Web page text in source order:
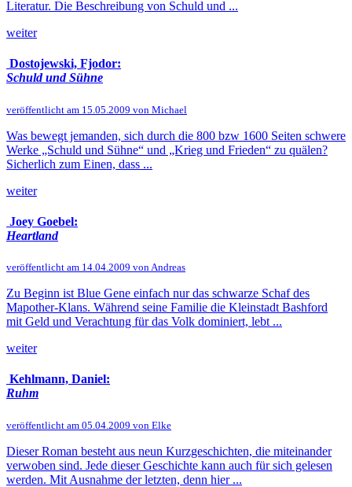
Literatur. Die Beschreibung von Schuld und ...
weiter
Dostojewski, Fjodor:
Schuld und Sühne
veröffentlicht am 15.05.2009 von Michael
Was bewegt jemanden, sich durch die 800 bzw 1600 Seiten schwere
Werke „Schuld und Sühne“ und „Krieg und Frieden“ zu quälen?
Sicherlich zum Einen, dass ...
weiter
Joey Goebel:
Heartland
veröffentlicht am 14.04.2009 von Andreas
Zu Beginn ist Blue Gene einfach nur das schwarze Schaf des
Mapother-Klans. Während seine Familie die Kleinstadt Bashford
mit Geld und Verachtung für das Volk dominiert, lebt ...
weiter
Kehlmann, Daniel:
Ruhm
veröffentlicht am 05.04.2009 von Elke
Dieser Roman besteht aus neun Kurzgeschichten, die miteinander
verwoben sind. Jede dieser Geschichte kann auch für sich gelesen
werden. Mit Ausnahme der letzten, denn hier ...